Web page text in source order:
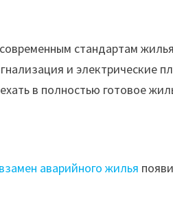
стандартам
и электрические
в полностью готовое
аварийного жилья